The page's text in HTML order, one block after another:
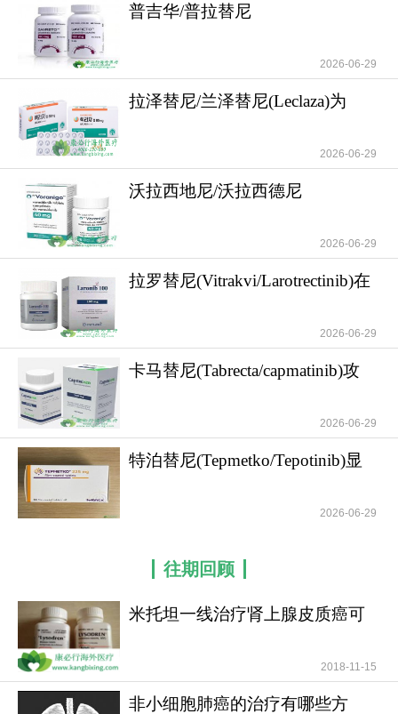
普吉华/普拉替尼
2026-06-29
拉泽替尼/兰泽替尼(Leclaza)为
2026-06-29
沃拉西地尼/沃拉西德尼
2026-06-29
拉罗替尼(Vitrakvi/Larotrectinib)在
2026-06-29
卡马替尼(Tabrecta/capmatinib)攻
2026-06-29
特泊替尼(Tepmetko/Tepotinib)显
2026-06-29
往期回顾
米托坦一线治疗肾上腺皮质癌可
2018-11-15
非小细胞肺癌的治疗有哪些方